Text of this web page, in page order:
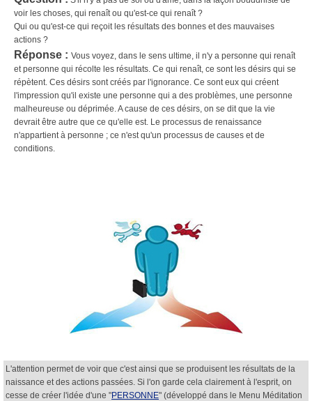
voir les choses, qui renaît ou qu'est-ce qui renaît ?
Qui ou qu'est-ce qui reçoit les résultats des bonnes et des mauvaises
actions ?
Réponse : Vous voyez, dans le sens ultime, il n'y a personne qui renaît
et personne qui récolte les résultats. Ce qui renaît, ce sont les désirs qui se
répètent. Ces désirs sont créés par l'ignorance. Ce sont eux qui créent
l'impression qu'il existe une personne qui a des problèmes, une personne
malheureuse ou déprimée. A cause de ces désirs, on se dit que la vie
devrait être autre que ce qu'elle est. Le processus de renaissance
n'appartient à personne ; ce n'est qu'un processus de causes et de
conditions.
L'attention permet de voir que c'est ainsi que se produisent les résultats de la
naissance et des actions passées. Si l'on garde cela clairement à l'esprit, on
cesse de créer l'idée d'une "PERSONNE" (développé dans le Menu Méditation